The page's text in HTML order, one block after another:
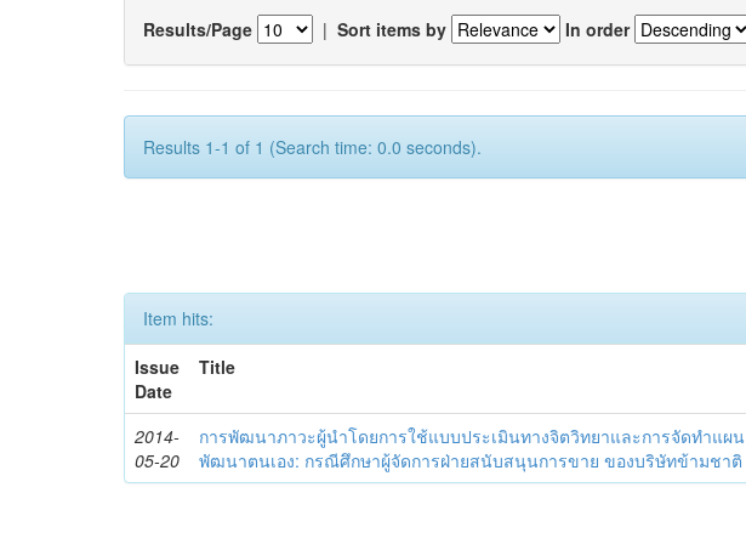
Results/Page | Sort items by In order
Results 1-1 of 1 (Search time: 0.0 seconds).
Item hits:
Issue
Date
Title
2014-
05-20
การพัฒนาภาวะผู้นำโดยการใช้แบบประเมินทางจิตวิทยาและการจัดทำแผน
พัฒนาตนเอง: กรณีศึกษาผู้จัดการฝ่ายสนับสนุนการขาย ของบริษัทข้ามชาติ